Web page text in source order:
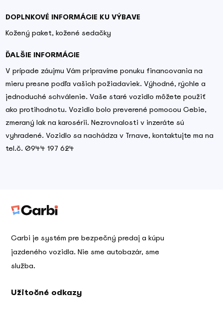
DOPLNKOVÉ INFORMÁCIE KU VÝBAVE
Kožený paket, kožené sedačky
ĎALŠIE INFORMÁCIE
V prípade záujmu Vám pripravíme ponuku financovania na
mieru presne podľa vašich požiadaviek. Výhodné, rýchle a
jednoduché schválenie. Vaše staré vozidlo môžete použiť
ako protihodnotu. Vozidlo bolo preverené pomocou Cebie,
zmeraný lak na karosérii. Nezrovnalosti v inzeráte sú
vyhradené. Vozidlo sa nachádza v Trnave, kontaktujte ma na
tel.č. 0944 197 624
Carbi je systém pre bezpečný predaj a kúpu
jazdeného vozidla. Nie sme autobazár, sme
služba.
Užitočné odkazy